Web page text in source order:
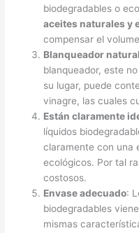
biodegradables o
aceites naturales y
compensar el
Blanqueador natural
blanqueador, este
su lugar, puede
vinagre, las cuales
Están claramente
líquidos
claramente con una
ecológicos. Por tal
costosos.
Envase adecuado:
biodegradables
mismas